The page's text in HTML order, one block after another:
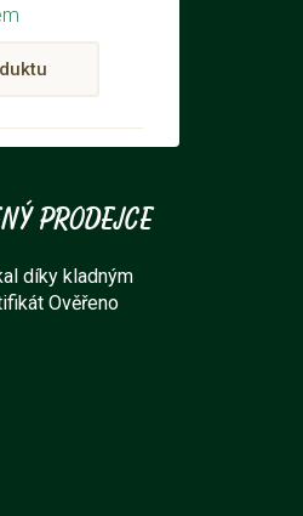
správnou
spánku.
prodejce
díky kladným
Ověřeno